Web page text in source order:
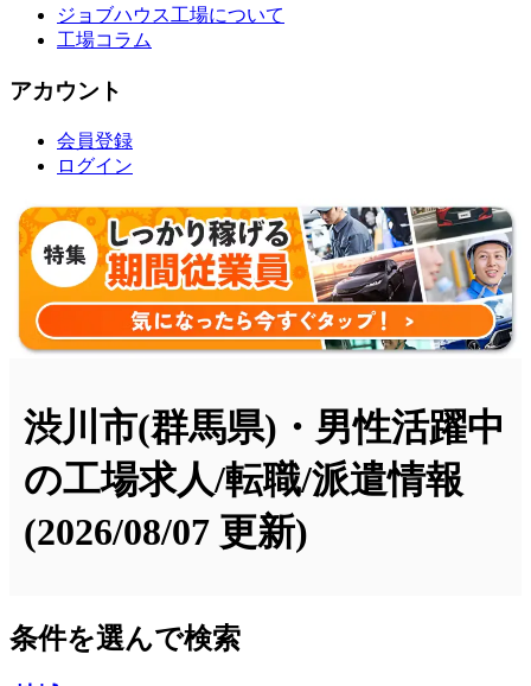
ジョブハウス工場について
工場コラム
アカウント
会員登録
ログイン
渋川市(群馬県)・男性活躍中
の工場求人/転職/派遣情報
(2026/08/07 更新)
条件を選んで検索